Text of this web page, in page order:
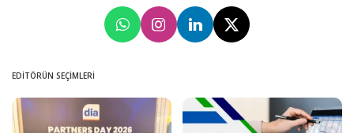
EDITÖRÜN SEÇIMLERI